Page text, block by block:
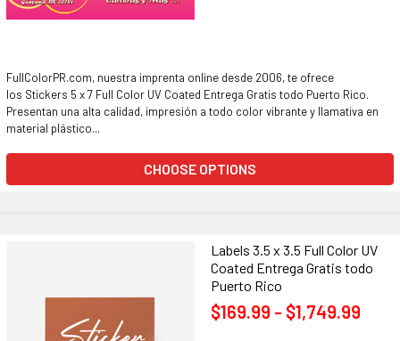
FullColorPR.com, nuestra imprenta online desde 2006, te ofrece
los Stickers 5 x 7 Full Color UV Coated Entrega Gratis todo Puerto Rico.
Presentan una alta calidad, impresión a todo color vibrante y llamativa en
material plástico...
CHOOSE OPTIONS
Labels 3.5 x 3.5 Full Color UV
Coated Entrega Gratis todo
Puerto Rico
$169.99 - $1,749.99